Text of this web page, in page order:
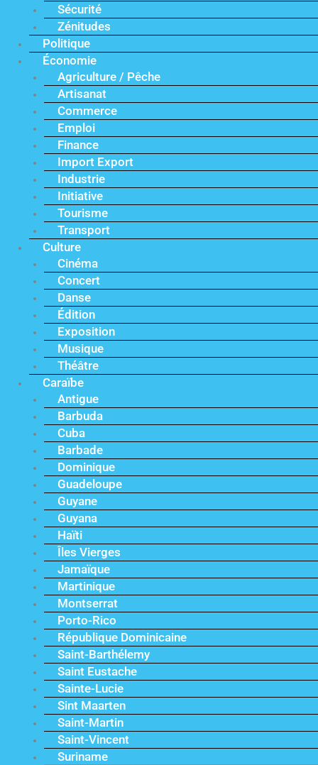
Sécurité
Zénitudes
Politique
Économie
Agriculture / Pêche
Artisanat
Commerce
Emploi
Finance
Import Export
Industrie
Initiative
Tourisme
Transport
Culture
Cinéma
Concert
Danse
Édition
Exposition
Musique
Théâtre
Caraïbe
Antigue
Barbuda
Cuba
Barbade
Dominique
Guadeloupe
Guyane
Guyana
Haïti
Îles Vierges
Jamaïque
Martinique
Montserrat
Porto-Rico
République Dominicaine
Saint-Barthélemy
Saint Eustache
Sainte-Lucie
Sint Maarten
Saint-Martin
Saint-Vincent
Suriname